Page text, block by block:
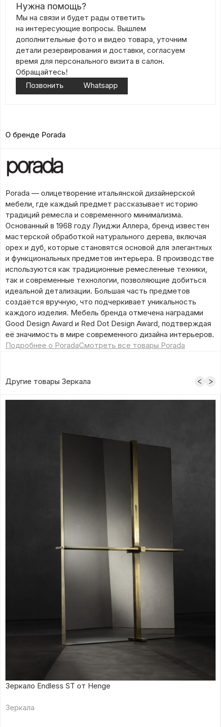
Нужна помощь?
Мы на связи и будет рады ответить
на интересующие вопросы. Вышлем
дополнительные фото и видео товара, уточним
детали резервирования и доставки, согласуем
время для персонального визита в салон.
Обращайтесь!
Позвонить
Whatsapp
О бренде Porada
Porada — олицетворение итальянской дизайнерской
мебели, где каждый предмет рассказывает историю
традиций ремесла и современного минимализма.
Основанный в 1968 году Луиджи Аллера, бренд известен
мастерской обработкой натурального дерева, включая
орех и дуб, которые становятся основой для элегантных
и функциональных предметов интерьера. В производстве
используются как традиционные ремесленные техники,
так и современные технологии, позволяющие добиться
идеальной детализации. Большая часть предметов
создаётся вручную, что подчеркивает уникальность
каждого изделия. Мебель бренда отмечена наградами
Good Design Award и Red Dot Design Award, подтверждая
её значимость в мире современного дизайна интерьеров.
Подробнее о PoradaСмотреть все товары Porada
Другие товары Зеркала
Зеркало Endless ST от Henge
Зеркала